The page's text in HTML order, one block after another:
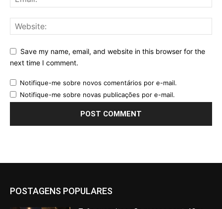
Save my name, email, and website in this browser for the
next time I comment.
Notifique-me sobre novos comentários por e-mail.
Notifique-me sobre novas publicações por e-mail.
POSTAGENS POPULARES